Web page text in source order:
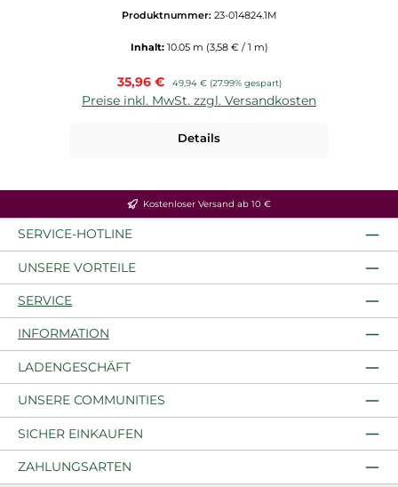
Produktnummer: 23-014824.1M
Inhalt: 10.05 m (3,58 € / 1 m)
Verkaufspreis:
35,96 € Regulärer Preis:
49,94 € (27.99% gespart)
Preise inkl. MwSt. zzgl. Versandkosten
Details
Kostenloser Versand ab 10 €
SERVICE-HOTLINE
UNSERE VORTEILE
SERVICE
INFORMATION
LADENGESCHÄFT
UNSERE COMMUNITIES
SICHER EINKAUFEN
ZAHLUNGSARTEN